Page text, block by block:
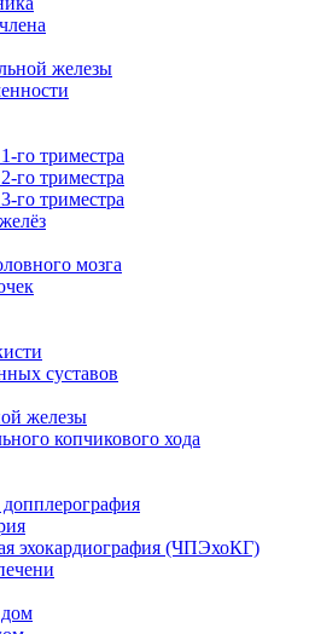
железы
го триместра
го триместра
го триместра
мозга
суставов
железы
копчикового хода
допплерография
эхокардиография (ЧПЭхоКГ)